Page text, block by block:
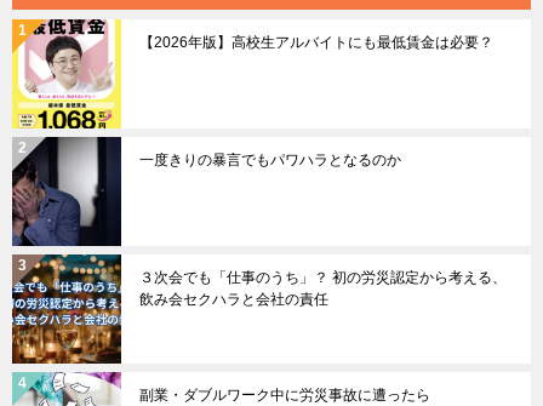
【2026年版】高校生アルバイトにも最低賃金は必要？
一度きりの暴言でもパワハラとなるのか
３次会でも「仕事のうち」？ 初の労災認定から考える、
飲み会セクハラと会社の責任
副業・ダブルワーク中に労災事故に遭ったら